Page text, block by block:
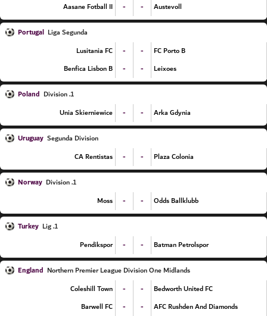
Aasane Fotball II
- - Austevoll
Portugal Liga Segunda
Lusitania FC
- -
FC Porto B
Benfica Lisbon B
- - Leixoes
Poland
1. Division
Unia Skierniewice
- - Arka Gdynia
Uruguay Segunda Division
CA Rentistas
- - Plaza Colonia
Norway
1. Division
Moss
- - Odds Ballklubb
Turkey
1. Lig
Pendikspor
- - Batman Petrolspor
England Northern Premier League Division One Midlands
Coleshill Town
- -
Bedworth United FC
Barwell FC
- -
AFC Rushden And Diamonds